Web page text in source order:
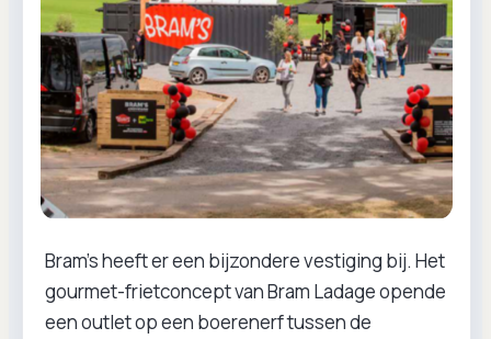
Bram’s heeft er een bijzondere vestiging bij. Het
gourmet-frietconcept van Bram Ladage opende
een outlet op een boerenerf tussen de